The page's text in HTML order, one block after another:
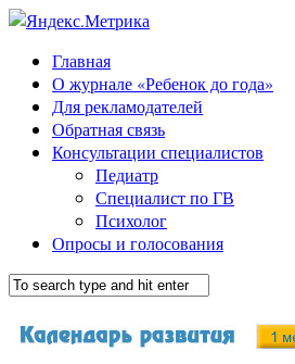
Главная
О журнале «Ребенок до года»
Для рекламодателей
Обратная связь
Консультации специалистов
Педиатр
Специалист по ГВ
Психолог
Опросы и голосования